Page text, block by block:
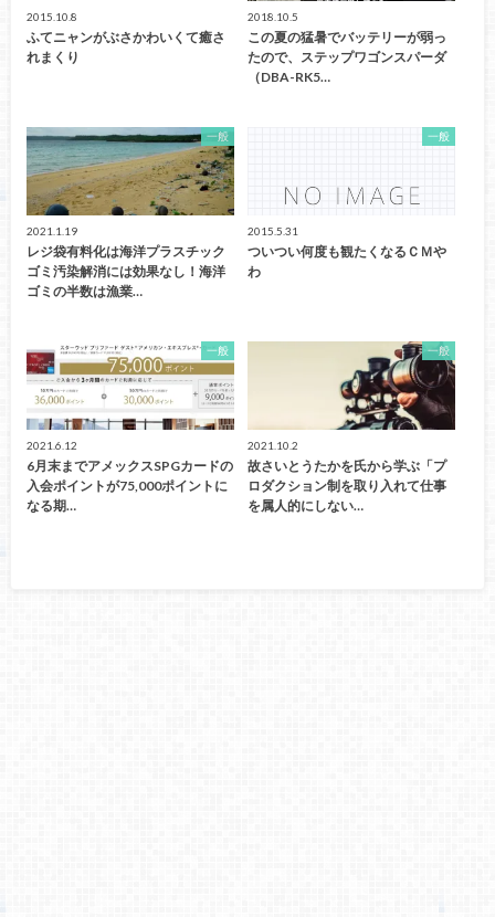
2015.10.8
ふてニャンがぶさかわいくて癒さ
れまくり
2018.10.5
この夏の猛暑でバッテリーが弱っ
たので、ステップワゴンスパーダ
（DBA-RK5…
一般
2021.1.19
レジ袋有料化は海洋プラスチック
ゴミ汚染解消には効果なし！海洋
ゴミの半数は漁業…
一般
2015.5.31
ついつい何度も観たくなるＣＭや
わ
一般
2021.6.12
6月末までアメックスSPGカードの
入会ポイントが75,000ポイントに
なる期…
一般
2021.10.2
故さいとうたかを氏から学ぶ「プ
ロダクション制を取り入れて仕事
を属人的にしない…